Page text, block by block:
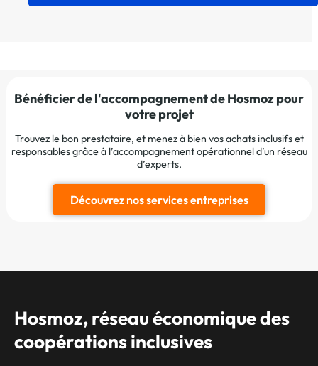
Bénéficier de l'accompagnement de Hosmoz pour
votre projet
Trouvez le bon prestataire, et menez à bien vos achats inclusifs et
responsables grâce à l’accompagnement opérationnel d’un réseau
d’experts.
Découvrez nos services entreprises
Hosmoz, réseau économique des
coopérations inclusives